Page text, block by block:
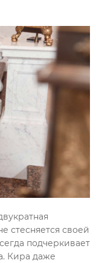
стесняется своей
подчеркивает
Кира даже